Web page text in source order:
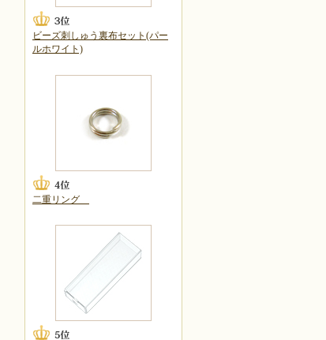
ビーズ刺しゅう裏布セット(パー
ルホワイト)
二重リング